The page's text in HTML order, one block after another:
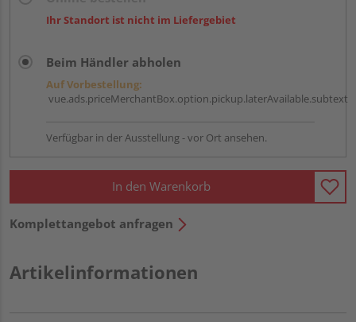
Ihr Standort ist nicht im Liefergebiet
Beim Händler abholen
Auf Vorbestellung:
vue.ads.priceMerchantBox.option.pickup.laterAvailable.subtext
Verfügbar in der Ausstellung - vor Ort ansehen.
In den Warenkorb
Komplettangebot anfragen
Artikelinformationen